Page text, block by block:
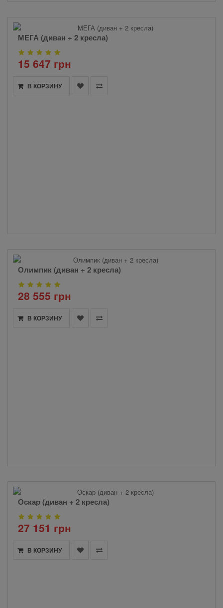
МЕГА (диван + 2 кресла)
15 647 грн
В КОРЗИНУ
Олимпик (диван + 2 кресла)
28 555 грн
В КОРЗИНУ
Оскар (диван + 2 кресла)
27 151 грн
В КОРЗИНУ